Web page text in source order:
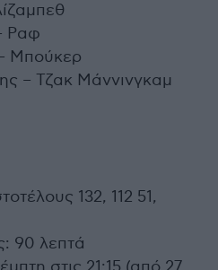
Ραφ
Μπούκερ
– Τζακ Μάννινγκαμ
132, 112 51,
90 λεπτά